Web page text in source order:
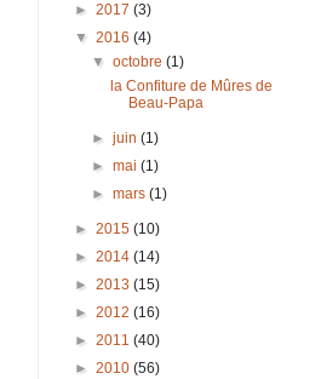
► 2017 (3)
▼ 2016 (4)
▼octobre(1)
la Confiture de Mûres de
Beau-Papa
►juin(1)
►mai(1)
►mars(1)
► 2015 (10)
► 2014 (14)
► 2013 (15)
► 2012 (16)
► 2011 (40)
► 2010 (56)